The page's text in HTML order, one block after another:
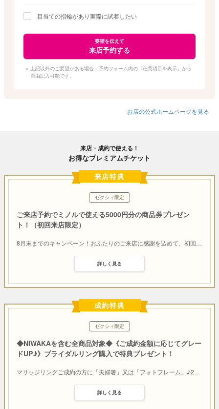
目当ての指輪があり実際に試着したい
要望を伝えて
来店予約する
上記以外のご要望がある場合、予約フォーム内の「任意項目を表示」から
自由記入可能です。
お店の公式ホームページを見る
来店・成約で使える！
お得なプレミアムチケット
来店特典
ゼクシィ限定
ご来店予約でミノルで使える5000円分の商品券プレゼン
ト！（初回来店限定）
8月末までのキャンペーン！おふたりのご来店に感謝を込めて、初回…
詳しく見る
成約特典
ゼクシィ限定
◆NIWAKAを含む全商品対象◆《ご成約金額に応じてグレー
ドUP♪》ブライダルリング購入で特典プレゼント！
マリッジリングご成約の方に「夫婦箸」又は「フォトフレーム」♪2…
詳しく見る